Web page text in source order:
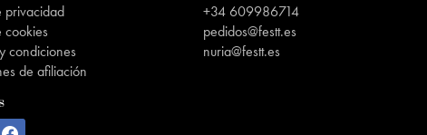
privacidad
cookies
condiciones
de afiliación
+34 609986714
pedidos@festt.es
nuria@festt.es